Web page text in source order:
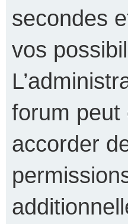
secondes
vos
forum peut
accorder